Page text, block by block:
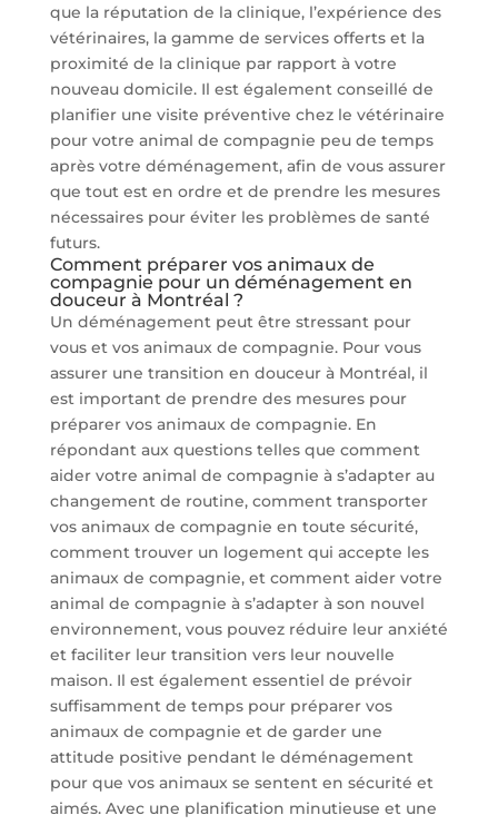
que la réputation de la clinique, l’expérience des
vétérinaires, la gamme de services offerts et la
proximité de la clinique par rapport à votre
nouveau domicile. Il est également conseillé de
planifier une visite préventive chez le vétérinaire
pour votre animal de compagnie peu de temps
après votre déménagement, afin de vous assurer
que tout est en ordre et de prendre les mesures
nécessaires pour éviter les problèmes de santé
futurs.
Comment préparer vos animaux de
compagnie pour un déménagement en
douceur à Montréal ?
Un déménagement peut être stressant pour
vous et vos animaux de compagnie. Pour vous
assurer une transition en douceur à Montréal, il
est important de prendre des mesures pour
préparer vos animaux de compagnie. En
répondant aux questions telles que comment
aider votre animal de compagnie à s’adapter au
changement de routine, comment transporter
vos animaux de compagnie en toute sécurité,
comment trouver un logement qui accepte les
animaux de compagnie, et comment aider votre
animal de compagnie à s’adapter à son nouvel
environnement, vous pouvez réduire leur anxiété
et faciliter leur transition vers leur nouvelle
maison. Il est également essentiel de prévoir
suffisamment de temps pour préparer vos
animaux de compagnie et de garder une
attitude positive pendant le déménagement
pour que vos animaux se sentent en sécurité et
aimés. Avec une planification minutieuse et une